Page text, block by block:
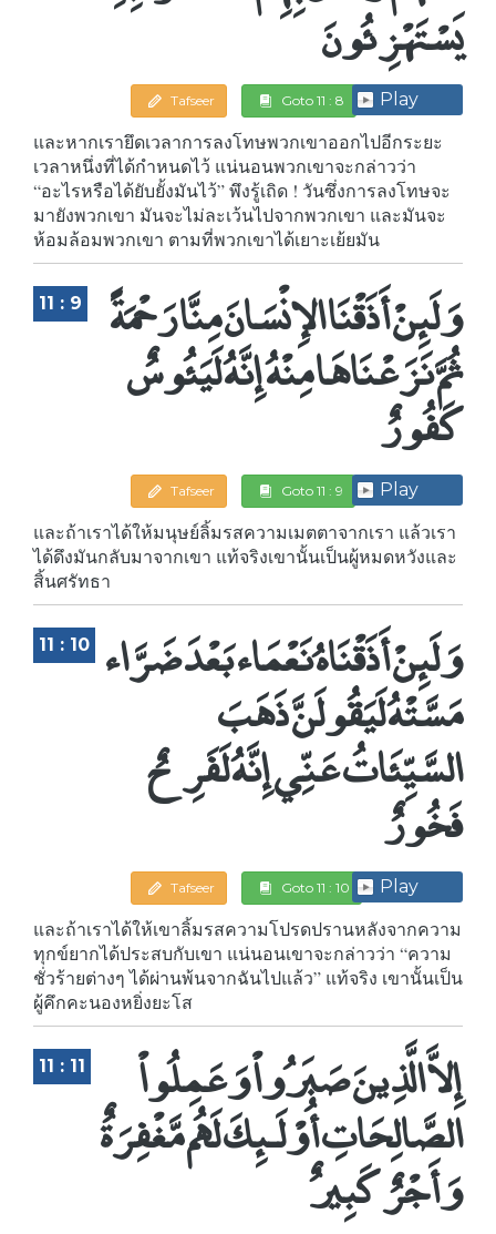
يَسْتَهْزِئُونَ
Tafseer Goto 11 : 8 Play
และหากเรายึดเวลาการลงโทษพวกเขาออกไปอีกระยะ
เวลาหนึ่งที่ได้กำหนดไว้ แน่นอนพวกเขาจะกล่าวว่า
“อะไรหรือได้ยับยั้งมันไว้” พึงรู้เถิด ! วันซึ่งการลงโทษจะ
มายังพวกเขา มันจะไม่ละเว้นไปจากพวกเขา และมันจะ
ห้อมล้อมพวกเขา ตามที่พวกเขาได้เยาะเย้ยมัน
11 : 9 وَلَئِنْ أَذَقْنَا الإِنْسَانَ مِنَّا رَحْمَةً
ثُمَّ نَزَعْنَاهَا مِنْهُ إِنَّهُ لَيَئُوسٌ
كَفُورٌ
Tafseer Goto 11 : 9 Play
และถ้าเราได้ให้มนุษย์ลิ้มรสความเมตตาจากเรา แล้วเรา
ได้ดึงมันกลับมาจากเขา แท้จริงเขานั้นเป็นผู้หมดหวังและ
สิ้นศรัทธา
11 : 10 وَلَئِنْ أَذَقْنَاهُ نَعْمَاء بَعْدَ ضَرَّاء
مَسَّتْهُ لَيَقُولَنَّ ذَهَبَ
السَّيِّئَاتُ عَنِّي إِنَّهُ لَفَرِحٌ
فَخُورٌ
Tafseer Goto 11 : 10 Play
และถ้าเราได้ให้เขาลิ้มรสความโปรดปรานหลังจากความ
ทุกข์ยากได้ประสบกับเขา แน่นอนเขาจะกล่าวว่า “ความ
ชั่วร้ายต่างๆ ได้ผ่านพ้นจากฉันไปแล้ว” แท้จริง เขานั้นเป็น
ผู้คึกคะนองหยิ่งยะโส
11 : 11 إِلاَّ الَّذِينَ صَبَرُواْ وَعَمِلُواْ
الصَّالِحَاتِ أُوْلَـئِكَ لَهُم مَّغْفِرَةٌ
وَأَجْرٌ كَبِيرٌ